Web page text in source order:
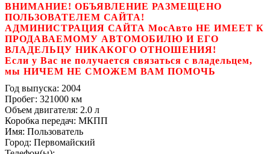
ВНИМАНИЕ! ОБЪЯВЛЕНИЕ РАЗМЕЩЕНО
ПОЛЬЗОВАТЕЛЕМ САЙТА!
АДМИНИСТРАЦИЯ САЙТА МосАвто НЕ ИМЕЕТ К
ПРОДАВАЕМОМУ АВТОМОБИЛЮ И ЕГО
ВЛАДЕЛЬЦУ НИКАКОГО ОТНОШЕНИЯ!
Если у Вас не получается связаться с владельцем,
мы НИЧЕМ НЕ СМОЖЕМ ВАМ ПОМОЧЬ
Год выпуска: 2004
Пробег: 321000 км
Объем двигателя: 2.0 л
Коробка передач: МКПП
Имя: Пользователь
Город: Первомайский